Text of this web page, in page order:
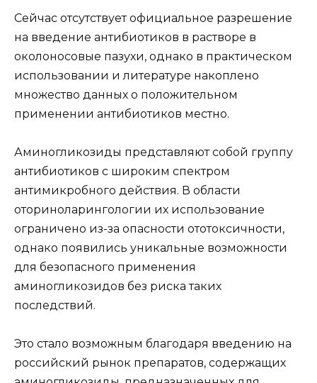
Сейчас отсутствует официальное разрешение
на введение антибиотиков в растворе в
околоносовые пазухи, однако в практическом
использовании и литературе накоплено
множество данных о положительном
применении антибиотиков местно.
Аминогликозиды представляют собой группу
антибиотиков с широким спектром
антимикробного действия. В области
оториноларингологии их использование
ограничено из-за опасности ототоксичности,
однако появились уникальные возможности
для безопасного применения
аминогликозидов без риска таких
последствий.
Это стало возможным благодаря введению на
российский рынок препаратов, содержащих